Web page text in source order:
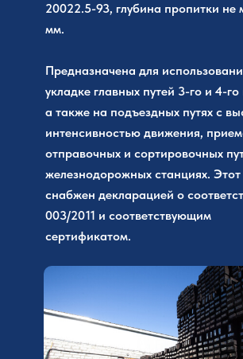
20022.5-93, глубина пропитки не
мм.
Предназначена для
укладке главных путей 3-го и 4-го
а также на подъездных путях с
интенсивностью движения,
отправочных и сортировочных
железнодорожных станциях. Этот
снабжен декларацией о
003/2011 и соответствующим
сертификатом.